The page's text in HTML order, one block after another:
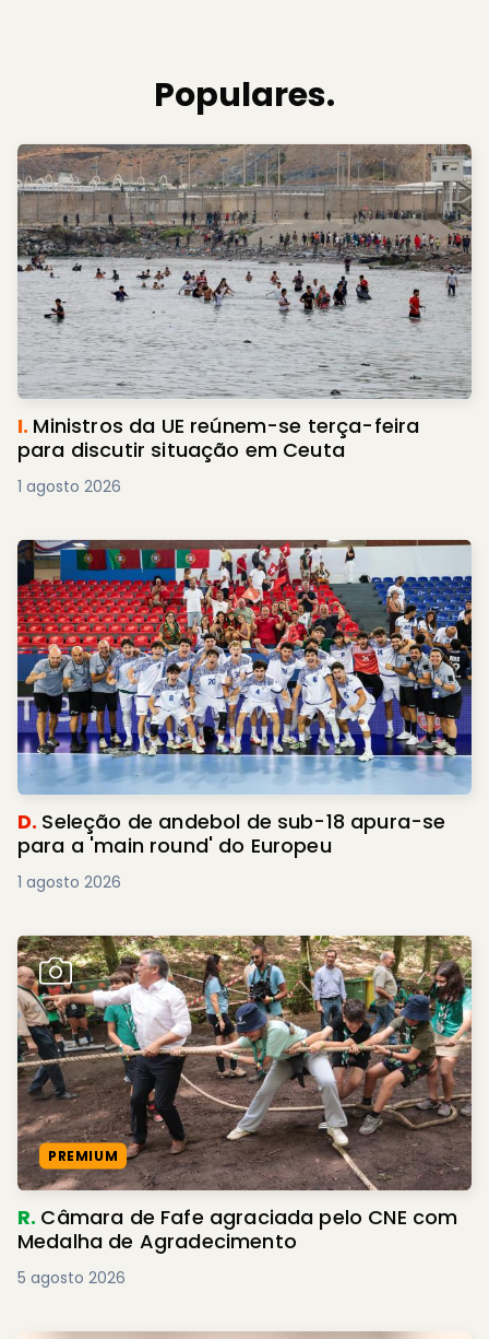
Populares.
I. Ministros da UE reúnem-se terça-feira
para discutir situação em Ceuta
1 agosto 2026
D. Seleção de andebol de sub-18 apura-se
para a 'main round' do Europeu
1 agosto 2026
PREMIUM
R. Câmara de Fafe agraciada pelo CNE com
Medalha de Agradecimento
5 agosto 2026